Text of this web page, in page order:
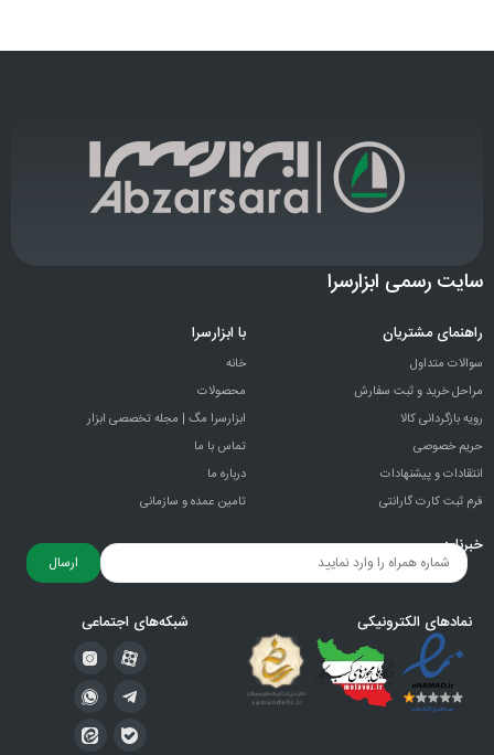
سایت رسمی ابزارسرا
راهنمای مشتریان
سوالات متداول
مراحل خرید و ثبت سفارش
رویه بازگردانی کالا
حریم خصوصی
انتقادات و پيشنهادات
فرم ثبت کارت گارانتی
با ابزارسرا
خانه
محصولات
ابزارسرا مگ | مجله تخصصی ابزار
تماس با ما
درباره ما
تامین عمده و سازمانی
خبرنامه
ارسال
نمادهای الکترونیکی شبکه‌های اجتماعی